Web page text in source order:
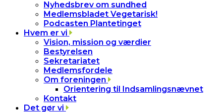
Nyhedsbrev om sundhed
Medlemsbladet Vegetarisk!
Podcasten Plantetinget
Hvem er vi
Vision, mission og værdier
Bestyrelsen
Sekretariatet
Medlemsfordele
Om foreningen
Orientering til Indsamlingsnævnet
Kontakt
Det gør vi